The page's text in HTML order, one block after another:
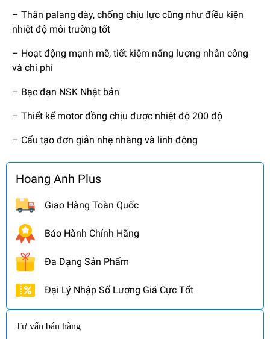
– Thân palang dày, chống chịu lực cũng như điều kiện
nhiệt độ môi trường tốt
– Hoạt động mạnh mẽ, tiết kiệm năng lượng nhân công
và chi phí
– Bạc đạn NSK Nhật bản
– Thiết kế motor đồng chịu được nhiệt độ 200 độ
– Cấu tạo đơn giản nhẹ nhàng và linh động
Hoang Anh Plus
Giao Hàng Toàn Quốc
Bảo Hành Chính Hãng
Đa Dạng Sản Phẩm
Đại Lý Nhập Số Lượng Giá Cực Tốt
Tư vấn bán hàng